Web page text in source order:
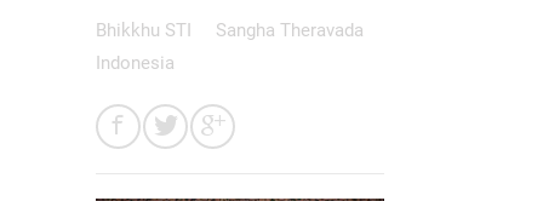
Bhikkhu STI
Sangha Theravada
Indonesia